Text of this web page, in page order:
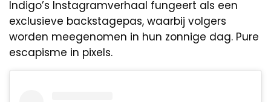
Indigo’s Instagramverhaal fungeert als een
exclusieve backstagepas, waarbij volgers
worden meegenomen in hun zonnige dag. Pure
escapisme in pixels.